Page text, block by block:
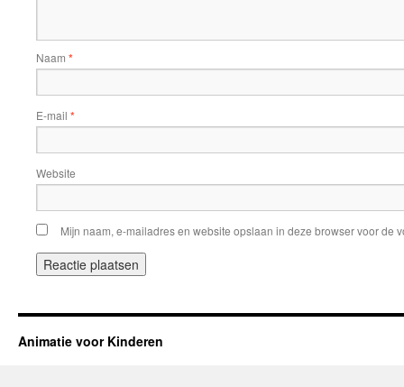
Naam *
E-mail *
Website
Mijn naam, e-mailadres en website opslaan in deze browser voor de
Animatie voor Kinderen